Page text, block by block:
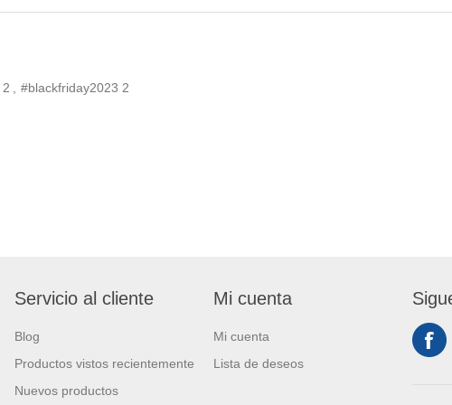
2 #blackfriday2023 2
Servicio al cliente
Blog
Productos vistos recientemente
Nuevos productos
Mi cuenta
Mi cuenta
Lista de deseos